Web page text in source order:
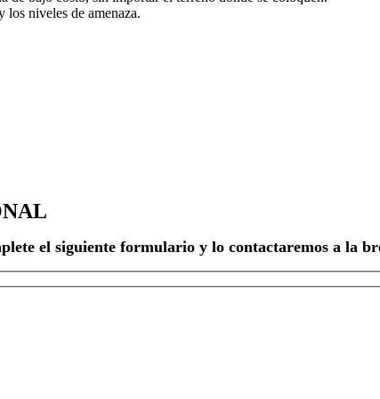
los niveles de amenaza.
el siguiente formulario y lo contactaremos a la